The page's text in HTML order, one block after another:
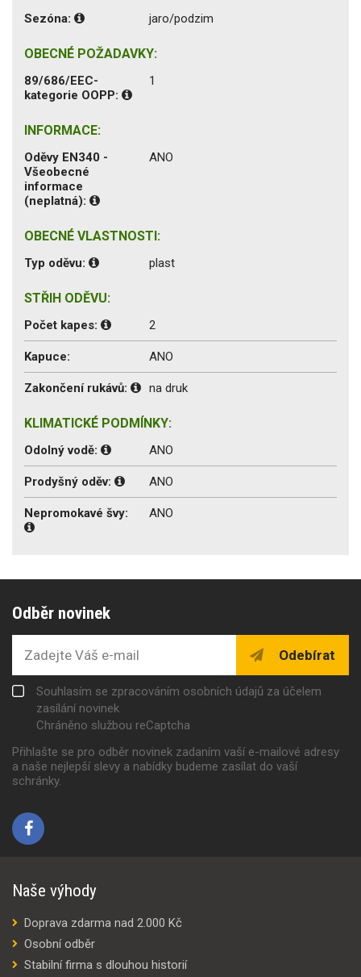
Sezóna: jaro/podzim
OBECNÉ POŽADAVKY:
89/686/EEC-
kategorie OOPP:
1
INFORMACE:
Oděvy EN340 -
Všeobecné
informace
(neplatná):
ANO
OBECNÉ VLASTNOSTI:
Typ oděvu: plast
STŘIH ODĚVU:
Počet kapes: 2
Kapuce: ANO
Zakončení rukávů: na druk
KLIMATICKÉ PODMÍNKY:
Odolný vodě: ANO
Prodyšný oděv: ANO
Nepromokavé švy: ANO
Odběr novinek
Odebírat
Souhlasím se zpracováním osobních údajů za účelem
zasílání novinek
Chráněno službou reCaptcha
Přihlašte se pro odběr novinek zadaním vaší e-mailové adresy
a naše nejlepší slevy a nabídky budeme zasílat do vaší
schránky.
Naše výhody
Doprava zdarma nad 2.000 Kč
Osobní odběr
Stabilní firma s dlouhou historií